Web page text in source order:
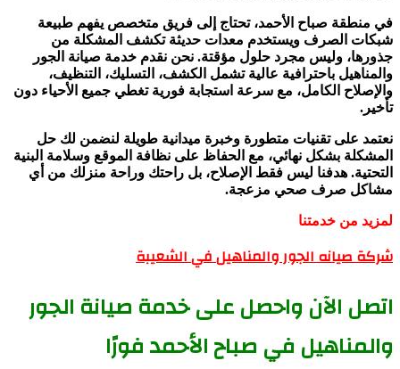
في منطقة صباح الأحمد، تحتاج إلى فريق متخصص يفهم طبيعة
شبكات الصرف ويستخدم معدات حديثة تكشف المشكلة من
جذورها، وليس مجرد حلول مؤقتة. نحن نقدم خدمة صيانة الجور
والمناهيل باحترافية عالية تشمل الكشف، التسليك، التنظيف،
والإصلاح الكامل، مع سرعة استجابة فورية تغطي جميع الأحياء دون
تأخير.
نعتمد على تقنيات متطورة وخبرة ميدانية طويلة لنضمن لك حل
المشكلة بشكل نهائي، مع الحفاظ على نظافة الموقع وسلامة البنية
التحتية. هدفنا ليس فقط الإصلاح، بل راحتك وراحة منزلك من أي
مشاكل صرف صحي مزعجة.
لمزيد من خدمتنا
شركة صيانه الجور والمناهيل في الشعيبة
اتصل الآن واحصل على خدمة صيانة الجور
والمناهيل في صباح الأحمد فورًا